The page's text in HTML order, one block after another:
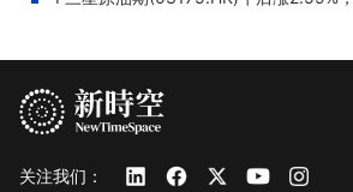
关注我们：